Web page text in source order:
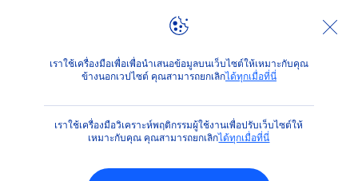
เราใช้เครื่องมือเพื่อเพื่อนำเสนอข้อมูลบนเว็บไซต์ให้เหมาะกับคุณ
ข้างนอกเวปไซต์ คุณสามารถยกเลิกได้ทุกเมื่อที่นี่
เราใช้เครื่องมือวิเคราะห์พฤติกรรมผู้ใช้งานเพื่อปรับเว็บไซต์ให้
เหมาะกับคุณ คุณสามารถยกเลิกได้ทุกเมื่อที่นี่
ผลิตภัณฑ์ ปกป้องผิวจากแสงแดด ได้เวลาสนุกกับแสงแดด
(22)
ทริปเปิ้ล โพรเท็ค เอ็กซ์ตร้า
เรเดียนซ์ แอนด์ สมูท